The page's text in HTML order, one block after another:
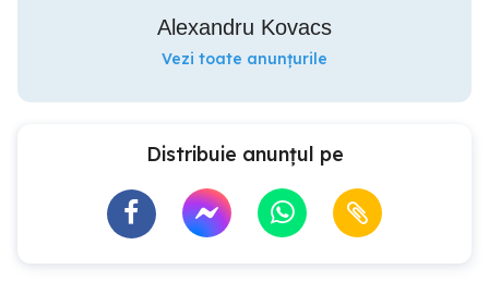
Alexandru Kovacs
Vezi toate anunțurile
Distribuie anunțul pe